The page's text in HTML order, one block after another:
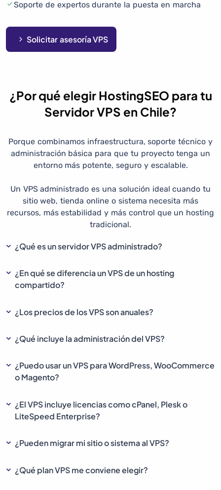
Soporte de expertos durante la puesta en marcha
Solicitar asesoría VPS
¿Por qué elegir HostingSEO para tu
Servidor VPS en Chile?
Porque combinamos infraestructura, soporte técnico y
administración básica para que tu proyecto tenga un
entorno más potente, seguro y escalable.
Un VPS administrado es una solución ideal cuando tu
sitio web, tienda online o sistema necesita más
recursos, más estabilidad y más control que un hosting
tradicional.
¿Qué es un servidor VPS administrado?
¿En qué se diferencia un VPS de un hosting
compartido?
¿Los precios de los VPS son anuales?
¿Qué incluye la administración del VPS?
¿Puedo usar un VPS para WordPress, WooCommerce
o Magento?
¿El VPS incluye licencias como cPanel, Plesk o
LiteSpeed Enterprise?
¿Pueden migrar mi sitio o sistema al VPS?
¿Qué plan VPS me conviene elegir?